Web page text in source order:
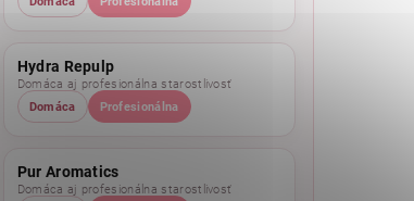
Hydra Repulp
Domáca aj profesionálna starostlivosť
Domáca
Profesionálna
Pur Aromatics
Domáca aj profesionálna starostlivosť